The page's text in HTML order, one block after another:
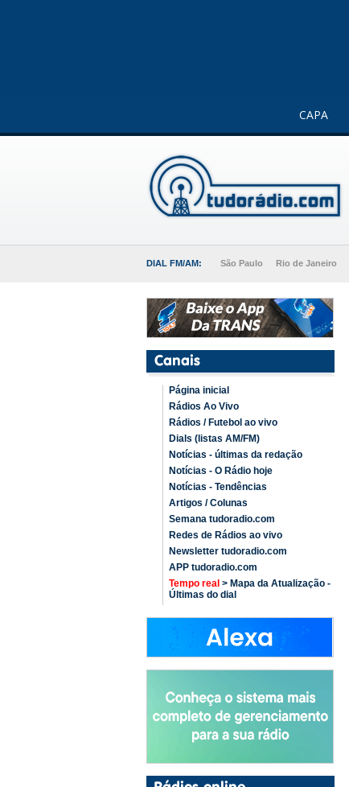
CAPA
DIAL FM/AM: São Paulo Rio de Janeiro
Página inicial
Rádios Ao Vivo
Rádios / Futebol ao vivo
Dials (listas AM/FM)
Notícias - últimas da redação
Notícias - O Rádio hoje
Notícias - Tendências
Artigos / Colunas
Semana tudoradio.com
Redes de Rádios ao vivo
Newsletter tudoradio.com
APP tudoradio.com
Tempo real > Mapa da Atualização -
Últimas do dial